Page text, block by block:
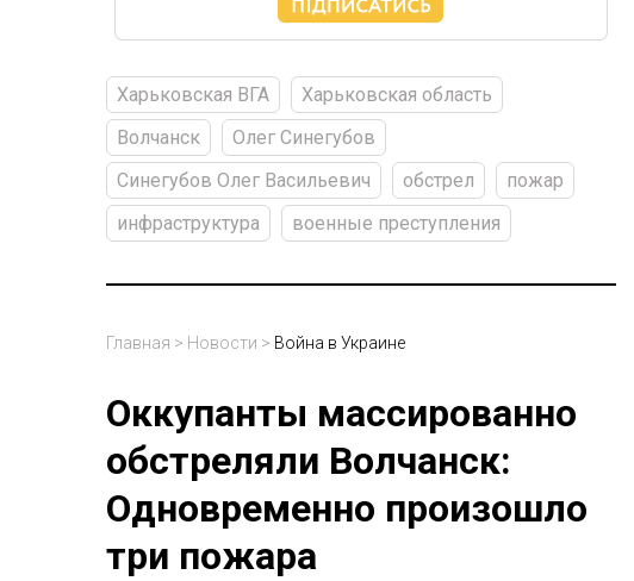
Харьковская ВГА
Харьковская область
Волчанск
Олег Синегубов
Синегубов Олег Васильевич
обстрел
пожар
инфраструктура
военные преступления
Главная > Новости > Война в Украине
Оккупанты массированно
обстреляли Волчанск:
Одновременно произошло
три пожара